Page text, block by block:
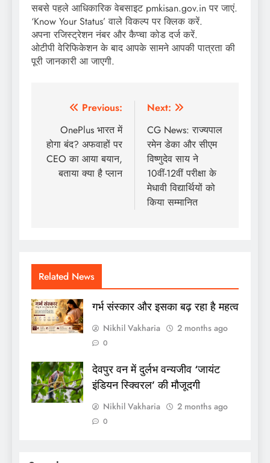
सबसे पहले आधिकारिक वेबसाइट pmkisan.gov.in पर जाएं.
‘Know Your Status’ वाले विकल्प पर क्लिक करें.
अपना रजिस्ट्रेशन नंबर और कैप्चा कोड दर्ज करें.
ओटीपी वेरिफिकेशन के बाद आपके सामने आपकी पात्रता की
पूरी जानकारी आ जाएगी.
Post
navigation
Previous:
OnePlus भारत में
होगा बंद? अफवाहों पर
CEO का आया बयान,
बताया क्या है प्लान
Next:
CG News: राज्यपाल
रमेन डेका और सीएम
विष्णुदेव साय ने
10वीं-12वीं परीक्षा के
मेधावी विद्यार्थियों को
किया सम्मानित
Related News
गर्भ संस्कार और इसका बढ़ रहा है महत्व
Nikhil Vakharia 2 months ago
0
देवपुर वन में दुर्लभ वन्यजीव ‘जायंट
इंडियन स्क्विरल’ की मौजूदगी
Nikhil Vakharia 2 months ago
0